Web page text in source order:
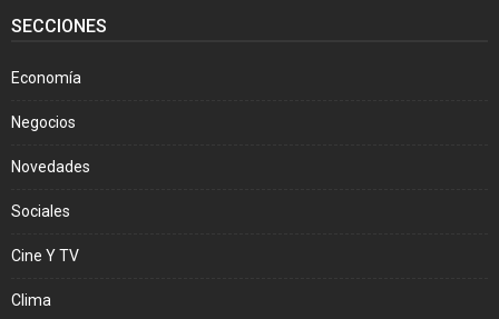
SECCIONES
Economía
Negocios
Novedades
Sociales
Cine Y TV
Clima